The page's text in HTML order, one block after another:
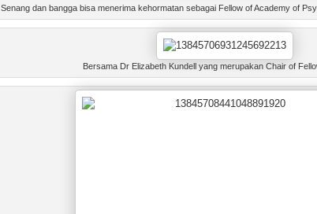
Senang dan bangga bisa menerima kehormatan sebagai Fellow of Academy of
Bersama Dr Elizabeth Kundell yang merupakan Chair of